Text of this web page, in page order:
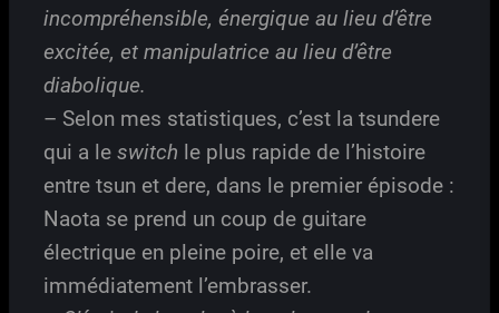
incompréhensible, énergique au lieu d’être
excitée, et manipulatrice au lieu d’être
diabolique.
– Selon mes statistiques, c’est la tsundere
qui a le switch le plus rapide de l’histoire
entre tsun et dere, dans le premier épisode :
Naota se prend un coup de guitare
électrique en pleine poire, et elle va
immédiatement l’embrasser.